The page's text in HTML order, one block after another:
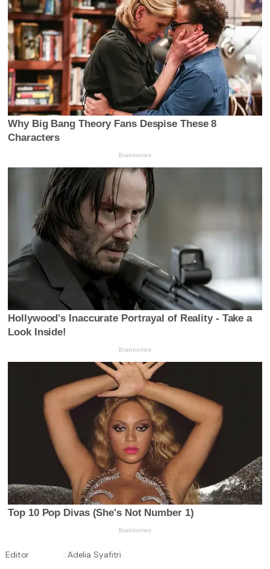
Editor : Adelia Syafitri